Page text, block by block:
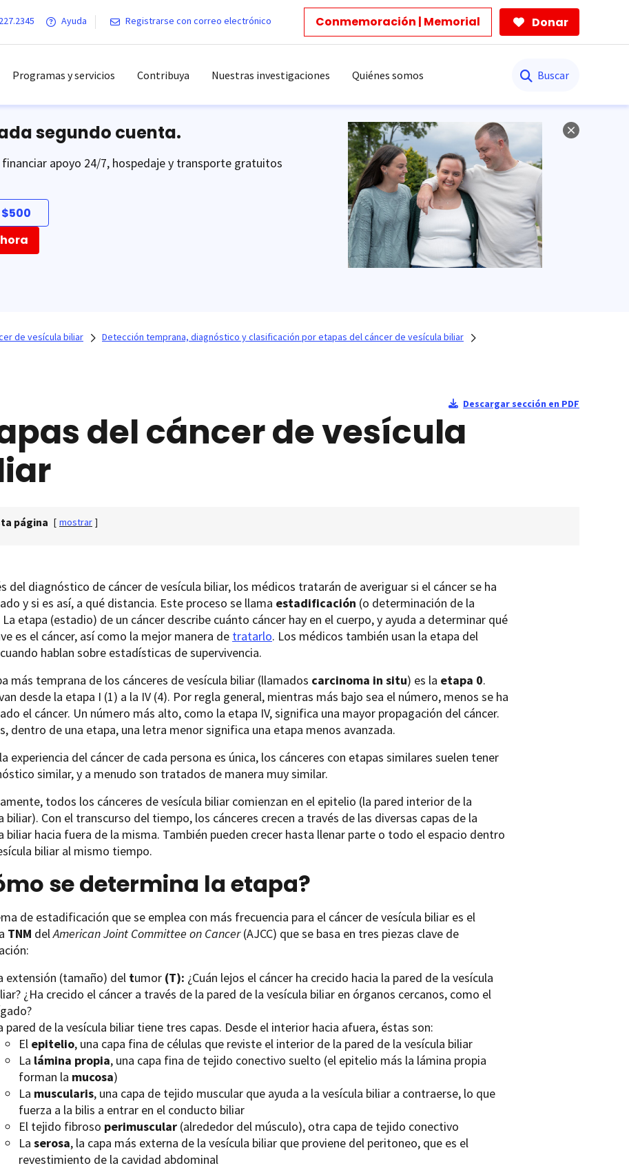
Ayuda Registrarse con correo electrónico Conmemoración | Memorial Donar
Programas y servicios Contribuya Nuestras investigaciones Quiénes somos
segundo cuenta.
apoyo 24/7, hospedaje y transporte gratuitos
$500
de vesícula biliar
Detección temprana, diagnóstico y clasificación por etapas del cáncer de vesícula biliar
Descargar sección en PDF
del cáncer de vesícula
página [ mostrar ]
del diagnóstico de cáncer de vesícula biliar, los médicos tratarán de averiguar si el cáncer se ha
y si es así, a qué distancia. Este proceso se llama estadificación (o determinación de la
etapa (estadio) de un cáncer describe cuánto cáncer hay en el cuerpo, y ayuda a determinar qué
es el cáncer, así como la mejor manera de tratarlo. Los médicos también usan la etapa del
hablan sobre estadísticas de supervivencia.
más temprana de los cánceres de vesícula biliar (llamados carcinoma in situ) es la etapa 0.
desde la etapa I (1) a la IV (4). Por regla general, mientras más bajo sea el número, menos se ha
el cáncer. Un número más alto, como la etapa IV, significa una mayor propagación del cáncer.
dentro de una etapa, una letra menor significa una etapa menos avanzada.
experiencia del cáncer de cada persona es única, los cánceres con etapas similares suelen tener
similar, y a menudo son tratados de manera muy similar.
todos los cánceres de vesícula biliar comienzan en el epitelio (la pared interior de la
biliar). Con el transcurso del tiempo, los cánceres crecen a través de las diversas capas de la
biliar hacia fuera de la misma. También pueden crecer hasta llenar parte o todo el espacio dentro
biliar al mismo tiempo.
se determina la etapa?
de estadificación que se emplea con más frecuencia para el cáncer de vesícula biliar es el
TNM delAmerican Joint Committee on Cancer(AJCC) que se basa en tres piezas clave de
extensión (tamaño) del tumor (T): ¿Cuán lejos el cáncer ha crecido hacia la pared de la vesícula
¿Ha crecido el cáncer a través de la pared de la vesícula biliar en órganos cercanos, como el
pared de la vesícula biliar tiene tres capas. Desde el interior hacia afuera, éstas son:
El epitelio, una capa fina de células que reviste el interior de la pared de la vesícula biliar
La lámina propia, una capa fina de tejido conectivo suelto (el epitelio más la lámina propia
forman la mucosa)
La muscularis, una capa de tejido muscular que ayuda a la vesícula biliar a contraerse, lo que
fuerza a la bilis a entrar en el conducto biliar
El tejido fibroso perimuscular (alrededor del músculo), otra capa de tejido conectivo
La serosa, la capa más externa de la vesícula biliar que proviene del peritoneo, que es el
revestimiento de la cavidad abdominal